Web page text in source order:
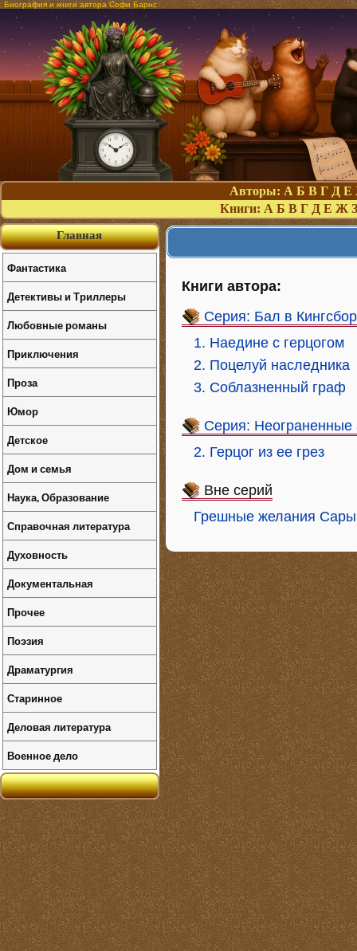
Биография и книги автора Софи Барнс
Авторы: А Б В Г Д Е
Книги: А Б В Г Д Е Ж З
Книги автора:
Серия: Бал в
1. Наедине с герцогом
2. Поцелуй наследника
3. Соблазненный граф
Серия:
2. Герцог из ее грез
Вне серий
Грешные желания Сары
Главная
Фантастика
Детективы и Триллеры
Любовные романы
Приключения
Проза
Юмор
Детское
Дом и семья
Наука, Образование
Справочная литература
Духовность
Документальная
Прочее
Поэзия
Драматургия
Старинное
Деловая литература
Военное дело